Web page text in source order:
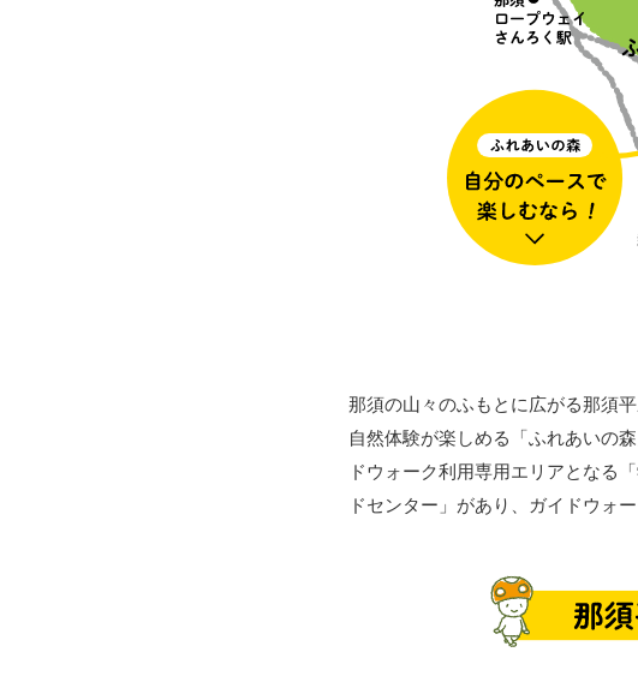
那須の山々のふもとに広がる那須
自然体験が楽しめる「ふれあいの
ドウォーク利用専用エリアとなる
ドセンター」があり、ガイドウォ